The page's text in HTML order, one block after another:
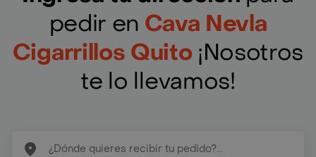
pedir en Cava Nevla
Cigarrillos Quito ¡Nosotros
te lo llevamos!